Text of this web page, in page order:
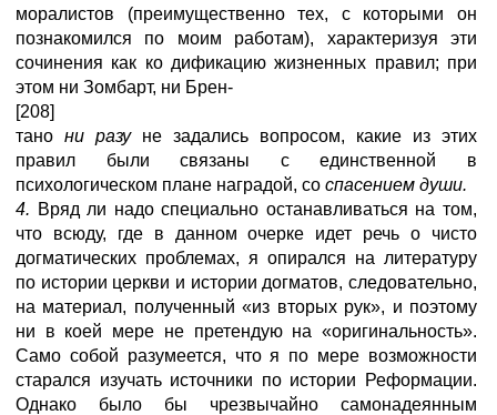
моралистов (преимущественно тех, с которыми он
познакомился по моим работам), характеризуя эти
сочинения как ко дификацию жизненных правил; при
этом ни Зомбарт, ни Брен-
[208]
тано ни разу не задались вопросом, какие из этих
правил были связаны с единственной в
психологическом плане наградой, со спасением души.
4. Вряд ли надо специально останавливаться на том,
что всюду, где в данном очерке идет речь о чисто
догматических проблемах, я опирался на литературу
по истории церкви и истории догматов, следовательно,
на материал, полученный «из вторых рук», и поэтому
ни в коей мере не претендую на «оригинальность».
Само собой разумеется, что я по мере возможности
старался изучать источники по истории Реформации.
Однако было бы чрезвычайно самонадеянным